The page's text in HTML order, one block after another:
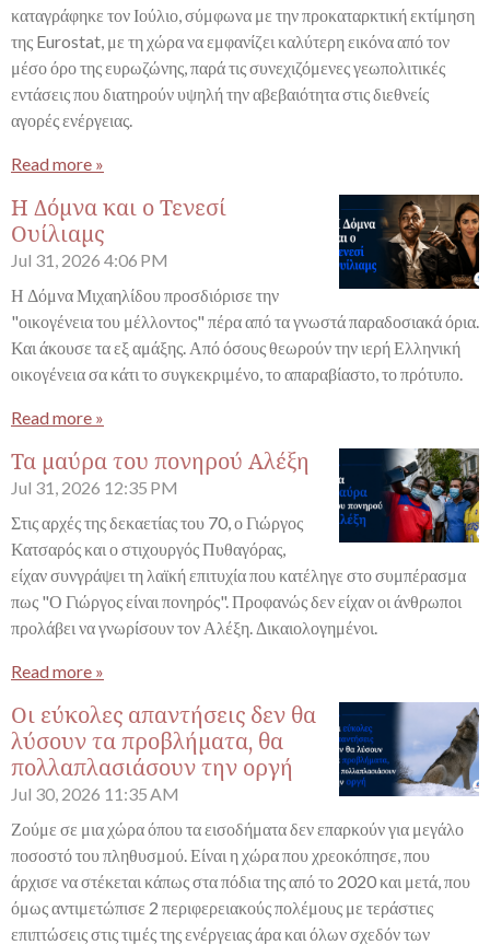
καταγράφηκε τον Ιούλιο, σύμφωνα με την προκαταρκτική εκτίμηση
της Eurostat, με τη χώρα να εμφανίζει καλύτερη εικόνα από τον
μέσο όρο της ευρωζώνης, παρά τις συνεχιζόμενες γεωπολιτικές
εντάσεις που διατηρούν υψηλή την αβεβαιότητα στις διεθνείς
αγορές ενέργειας.
Read more »
Η Δόμνα και ο Τενεσί
Ουίλιαμς
Jul 31, 2026 4:06 PM
Η Δόμνα Μιχαηλίδου προσδιόρισε την
"οικογένεια του μέλλοντος" πέρα από τα γνωστά παραδοσιακά όρια.
Και άκουσε τα εξ αμάξης. Από όσους θεωρούν την ιερή Ελληνική
οικογένεια σα κάτι το συγκεκριμένο, το απαραβίαστο, το πρότυπο.
Read more »
Τα μαύρα του πονηρού Αλέξη
Jul 31, 2026 12:35 PM
Στις αρχές της δεκαετίας του 70, ο Γιώργος
Κατσαρός και ο στιχουργός Πυθαγόρας,
είχαν συνγράψει τη λαϊκή επιτυχία που κατέληγε στο συμπέρασμα
πως "Ο Γιώργος είναι πονηρός". Προφανώς δεν είχαν οι άνθρωποι
προλάβει να γνωρίσουν τον Αλέξη. Δικαιολογημένοι.
Read more »
Οι εύκολες απαντήσεις δεν θα
λύσουν τα προβλήματα, θα
πολλαπλασιάσουν την οργή
Jul 30, 2026 11:35 AM
Ζούμε σε μια χώρα όπου τα εισοδήματα δεν επαρκούν για μεγάλο
ποσοστό του πληθυσμού. Είναι η χώρα που χρεοκόπησε, που
άρχισε να στέκεται κάπως στα πόδια της από το 2020 και μετά, που
όμως αντιμετώπισε 2 περιφερειακούς πολέμους με τεράστιες
επιπτώσεις στις τιμές της ενέργειας άρα και όλων σχεδόν των